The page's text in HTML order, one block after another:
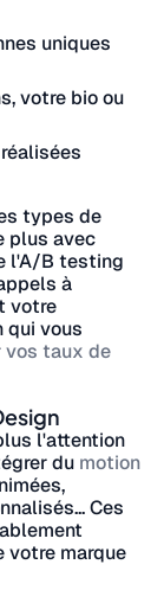
uniques
votre bio ou
types de
plus avec
l'A/B testing
à
votre
qui vous
taux de
l'attention
du motion
Ces
votre marque